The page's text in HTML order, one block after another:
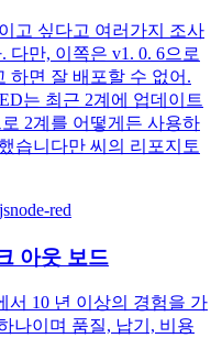
고 싶다고 여러가지 조사
만, 이쪽은 v1. 0. 6으로
하면 잘 배포할 수 없어.
는 최근 2계에 업데이트
2계를 어떻게든 사용하
습니다만 씨의 리포지토
node-red
아웃 보드
서 10 년 이상의 경험을 가
나이며 품질, 납기, 비용